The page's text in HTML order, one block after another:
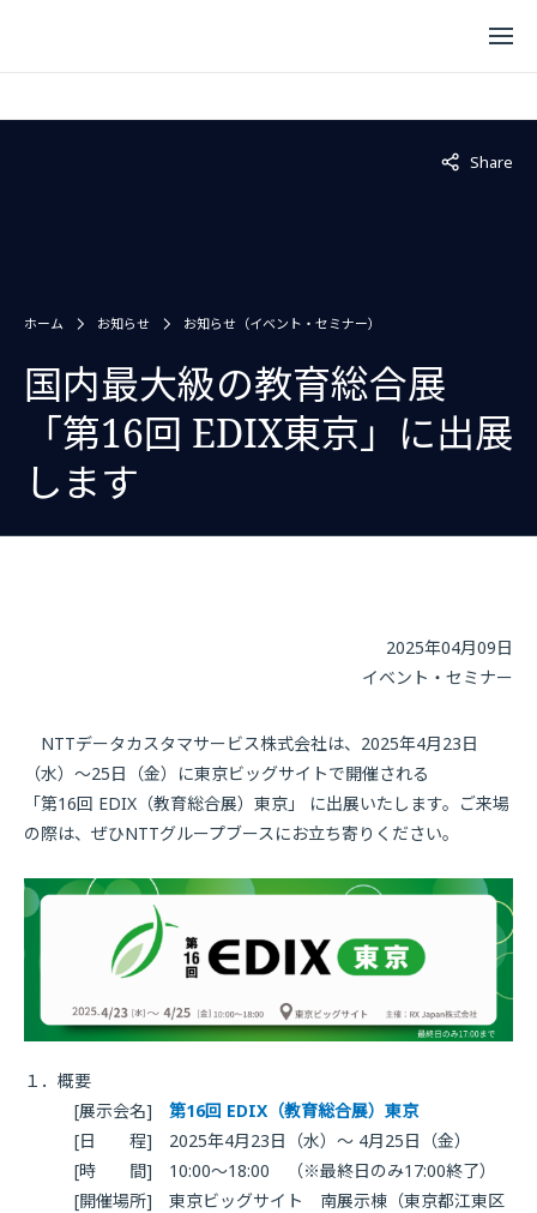
ホーム お知らせ お知らせ（イベント・セミナー）
国内最大級の教育総合展
「第16回 EDIX東京」に出展
します
Share
Not
2025年04月09日
イベント・セミナー
NTTデータカスタマサービス株式会社は、2025年4月23日
（水）〜25日（金）に東京ビッグサイトで開催される
「第16回 EDIX（教育総合展）東京」 に出展いたします。ご来場
の際は、ぜひNTTグループブースにお立ち寄りください。
１．概要
[展示会名] 第16回 EDIX（教育総合展）東京
[日 程] 2025年4月23日（水）〜 4月25日（金）
[時 間] 10:00〜18:00 （※最終日のみ17:00終了）
[開催場所] 東京ビッグサイト 南展示棟（東京都江東区